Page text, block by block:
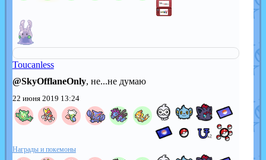
Toucanless
@SkyOfflaneOnly, не...не думаю
22 июня 2019 13:24
Награды и покемоны